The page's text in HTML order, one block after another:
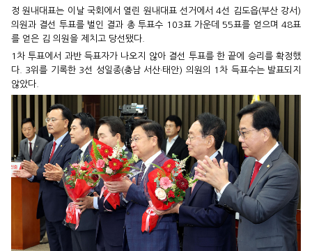
정 원내대표는 이날 국회에서 열린 원내대표 선거에서 4선 김도읍(부산 강서)
의원과 결선 투표를 벌인 결과 총 투표수 103표 가운데 55표를 얻으며 48표
를 얻은 김 의원을 제치고 당선됐다.
1차 투표에서 과반 득표자가 나오지 않아 결선 투표를 한 끝에 승리를 확정했
다. 3위를 기록한 3선 성일종(충남 서산·태안) 의원의 1차 득표수는 발표되지
않았다.